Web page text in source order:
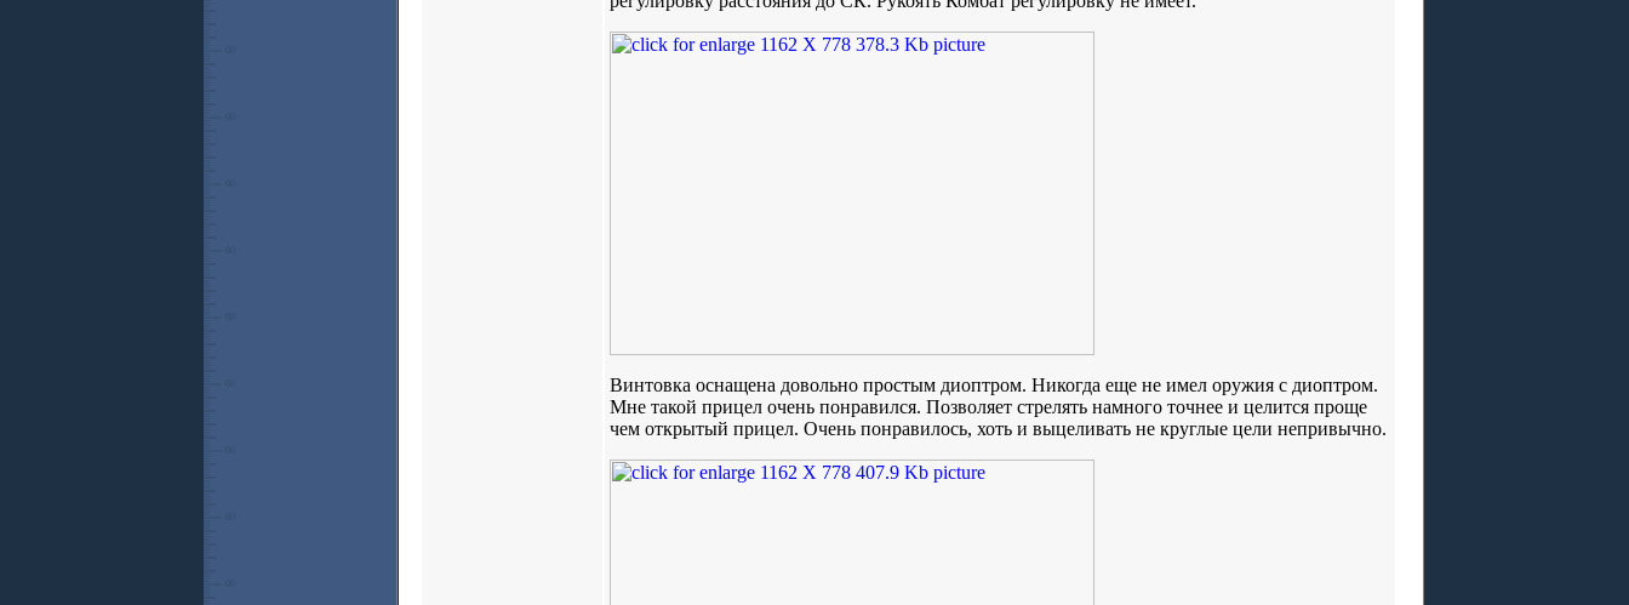
Винтовка оснащена довольно простым диоптром. Никогда еще не имел оружия с диоптром.
Мне такой прицел очень понравился. Позволяет стрелять намного точнее и целится проще
чем открытый прицел. Очень понравилось, хоть и выцеливать не круглые цели непривычно.